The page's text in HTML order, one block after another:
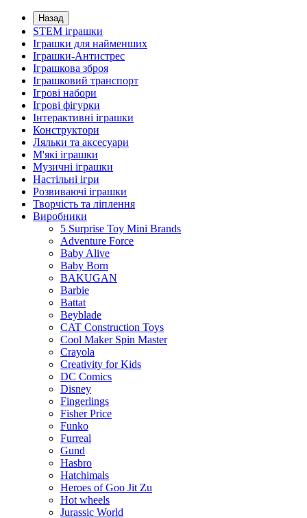
Назад
STEM іграшки
Іграшки для найменших
Іграшки-Антистрес
Іграшкова зброя
Іграшковий транспорт
Ігрові набори
Ігрові фігурки
Інтерактивні іграшки
Конструктори
Ляльки та аксесуари
М'які іграшки
Музичні іграшки
Настільні iгри
Розвиваючі іграшки
Творчість та ліплення
Виробники
5 Surprise Toy Mini Brands
Adventure Force
Baby Alive
Baby Born
BAKUGAN
Barbie
Battat
Beyblade
CAT Construction Toys
Cool Maker Spin Master
Crayola
Creativity for Kids
DC Comics
Disney
Fingerlings
Fisher Price
Funko
Furreal
Gund
Hasbro
Hatchimals
Heroes of Goo Jit Zu
Hot wheels
Jurassic World